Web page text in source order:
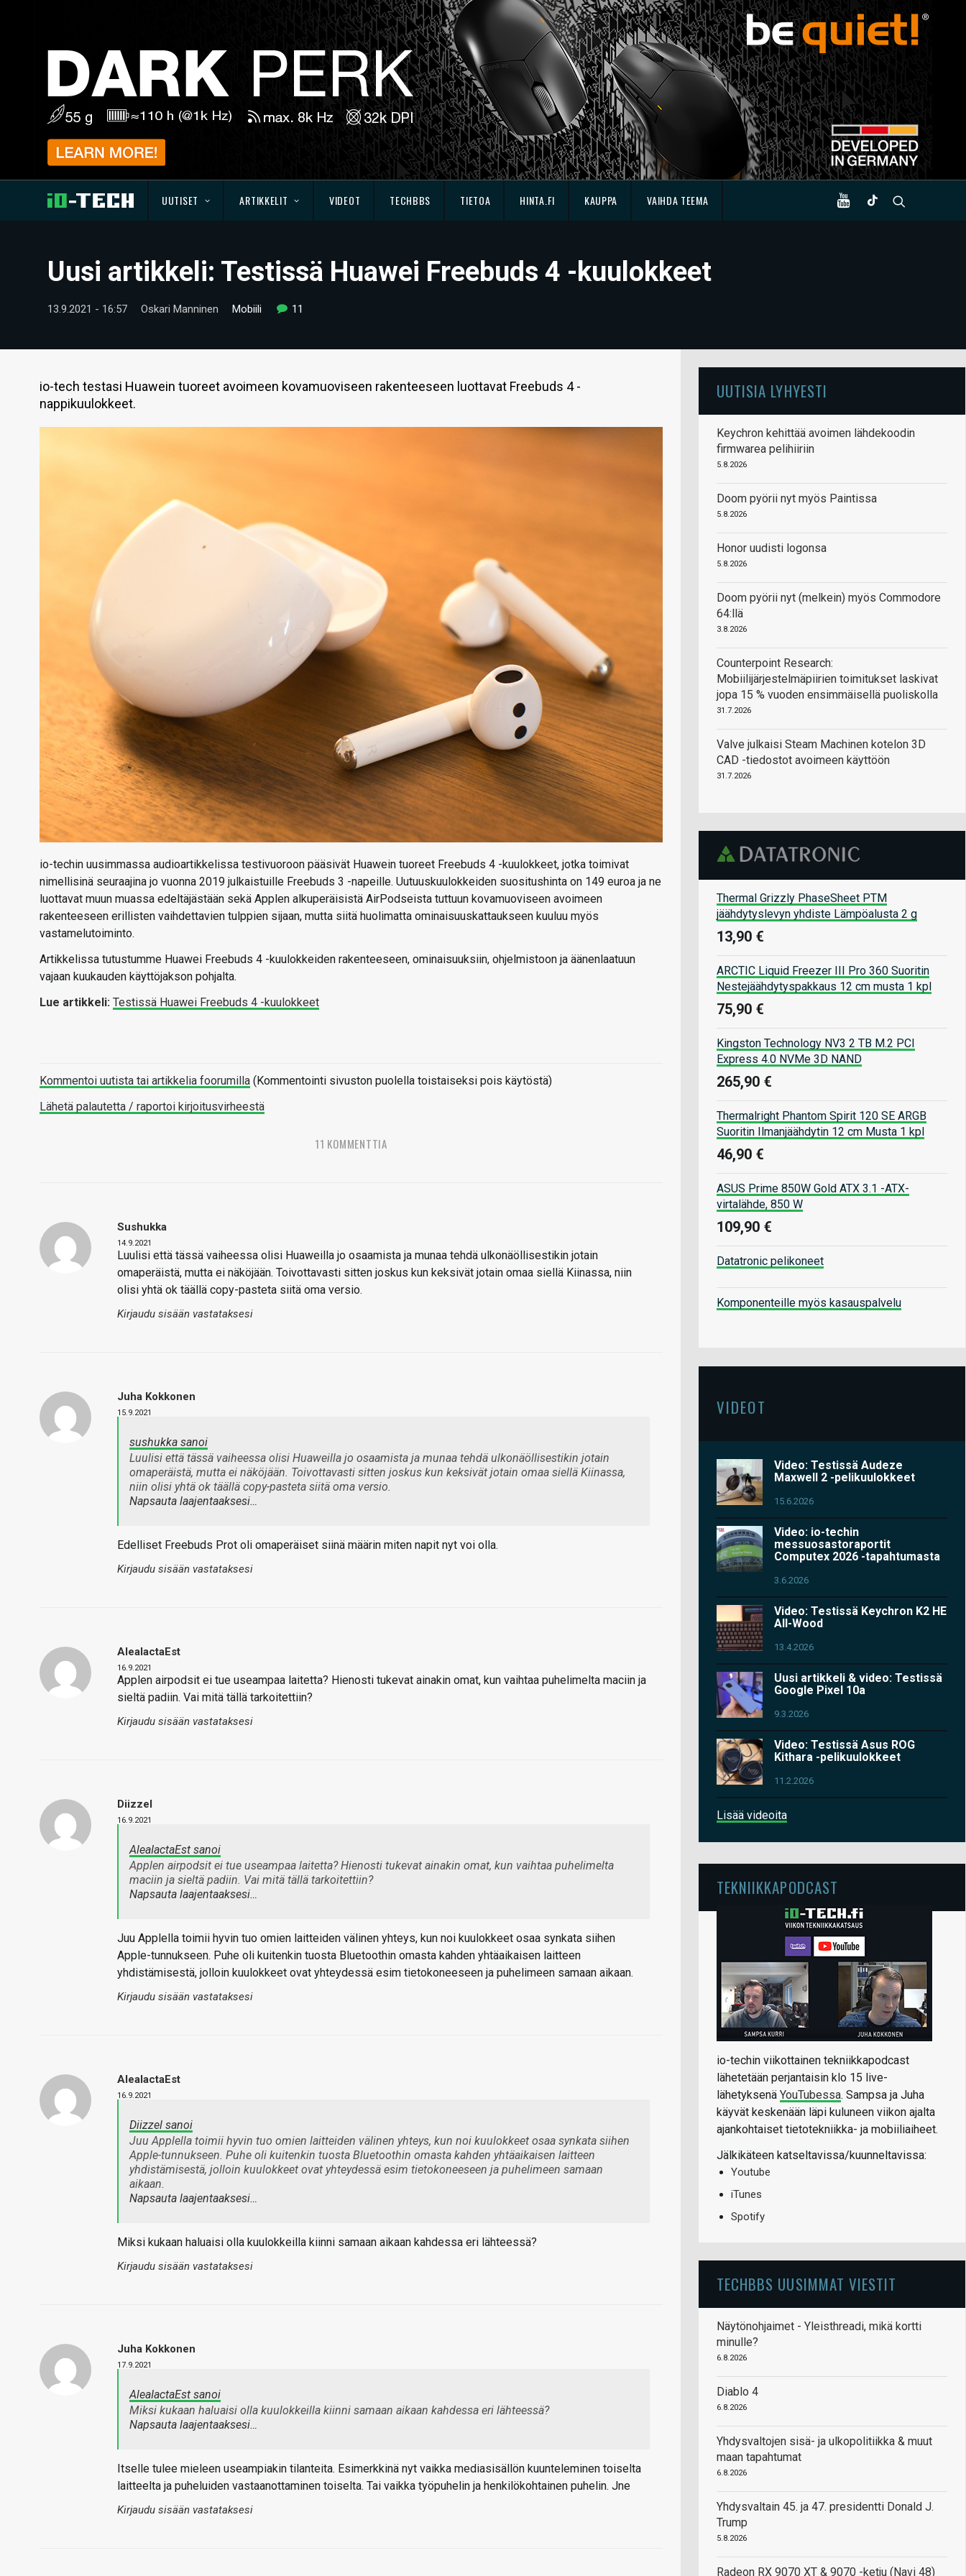
UUTISET ARTIKKELIT VIDEOT TECHBBS TIETOA HINTA.FI KAUPPA VAIHDA TEEMA
Uusi artikkeli: Testissä Huawei Freebuds 4 -kuulokkeet
13.9.2021 - 16:57 Oskari Manninen Mobiili 11
io-tech testasi Huawein tuoreet avoimeen kovamuoviseen rakenteeseen luottavat Freebuds 4 -
nappikuulokkeet.
io-techin uusimmassa audioartikkelissa testivuoroon pääsivät Huawein tuoreet Freebuds 4 -kuulokkeet, jotka toimivat
nimellisinä seuraajina jo vuonna 2019 julkaistuille Freebuds 3 -napeille. Uutuuskuulokkeiden suositushinta on 149 euroa ja ne
luottavat muun muassa edeltäjästään sekä Applen alkuperäisistä AirPodseista tuttuun kovamuoviseen avoimeen
rakenteeseen erillisten vaihdettavien tulppien sijaan, mutta siitä huolimatta ominaisuuskattaukseen kuuluu myös
vastamelutoiminto.
Artikkelissa tutustumme Huawei Freebuds 4 -kuulokkeiden rakenteeseen, ominaisuuksiin, ohjelmistoon ja äänenlaatuun
vajaan kuukauden käyttöjakson pohjalta.
Lue artikkeli: Testissä Huawei Freebuds 4 -kuulokkeet
Kommentoi uutista tai artikkelia foorumilla (Kommentointi sivuston puolella toistaiseksi pois käytöstä)
Lähetä palautetta / raportoi kirjoitusvirheestä
11 KOMMENTTIA
Sushukka
14.9.2021
Luulisi että tässä vaiheessa olisi Huaweilla jo osaamista ja munaa tehdä ulkonäöllisestikin jotain
omaperäistä, mutta ei näköjään. Toivottavasti sitten joskus kun keksivät jotain omaa siellä Kiinassa, niin
olisi yhtä ok täällä copy-pasteta siitä oma versio.
Kirjaudu sisään vastataksesi
Juha Kokkonen
15.9.2021
sushukka sanoi
Luulisi että tässä vaiheessa olisi Huaweilla jo osaamista ja munaa tehdä ulkonäöllisestikin jotain
omaperäistä, mutta ei näköjään. Toivottavasti sitten joskus kun keksivät jotain omaa siellä Kiinassa,
niin olisi yhtä ok täällä copy-pasteta siitä oma versio.
Napsauta laajentaaksesi…
Edelliset Freebuds Prot oli omaperäiset siinä määrin miten napit nyt voi olla.
Kirjaudu sisään vastataksesi
AleaIactaEst
16.9.2021
Applen airpodsit ei tue useampaa laitetta? Hienosti tukevat ainakin omat, kun vaihtaa puhelimelta maciin ja
sieltä padiin. Vai mitä tällä tarkoitettiin?
Kirjaudu sisään vastataksesi
Diizzel
16.9.2021
AleaIactaEst sanoi
Applen airpodsit ei tue useampaa laitetta? Hienosti tukevat ainakin omat, kun vaihtaa puhelimelta
maciin ja sieltä padiin. Vai mitä tällä tarkoitettiin?
Napsauta laajentaaksesi…
Juu Applella toimii hyvin tuo omien laitteiden välinen yhteys, kun noi kuulokkeet osaa synkata siihen
Apple-tunnukseen. Puhe oli kuitenkin tuosta Bluetoothin omasta kahden yhtäaikaisen laitteen
yhdistämisestä, jolloin kuulokkeet ovat yhteydessä esim tietokoneeseen ja puhelimeen samaan aikaan.
Kirjaudu sisään vastataksesi
AleaIactaEst
16.9.2021
Diizzel sanoi
Juu Applella toimii hyvin tuo omien laitteiden välinen yhteys, kun noi kuulokkeet osaa synkata siihen
Apple-tunnukseen. Puhe oli kuitenkin tuosta Bluetoothin omasta kahden yhtäaikaisen laitteen
yhdistämisestä, jolloin kuulokkeet ovat yhteydessä esim tietokoneeseen ja puhelimeen samaan
aikaan.
Napsauta laajentaaksesi…
Miksi kukaan haluaisi olla kuulokkeilla kiinni samaan aikaan kahdessa eri lähteessä?
Kirjaudu sisään vastataksesi
Juha Kokkonen
17.9.2021
AleaIactaEst sanoi
Miksi kukaan haluaisi olla kuulokkeilla kiinni samaan aikaan kahdessa eri lähteessä?
Napsauta laajentaaksesi…
Itselle tulee mieleen useampiakin tilanteita. Esimerkkinä nyt vaikka mediasisällön kuunteleminen toiselta
laitteelta ja puheluiden vastaanottaminen toiselta. Tai vaikka työpuhelin ja henkilökohtainen puhelin. Jne
Kirjaudu sisään vastataksesi
UUTISIA LYHYESTI
Keychron kehittää avoimen lähdekoodin
firmwarea pelihiiriin
5.8.2026
Doom pyörii nyt myös Paintissa
5.8.2026
Honor uudisti logonsa
5.8.2026
Doom pyörii nyt (melkein) myös Commodore
64:llä
3.8.2026
Counterpoint Research:
Mobiilijärjestelmäpiirien toimitukset laskivat
jopa 15 % vuoden ensimmäisellä puoliskolla
31.7.2026
Valve julkaisi Steam Machinen kotelon 3D
CAD -tiedostot avoimeen käyttöön
31.7.2026
Thermal Grizzly PhaseSheet PTM
jäähdytyslevyn yhdiste Lämpöalusta 2 g
13,90 €
ARCTIC Liquid Freezer III Pro 360 Suoritin
Nestejäähdytyspakkaus 12 cm musta 1 kpl
75,90 €
Kingston Technology NV3 2 TB M.2 PCI
Express 4.0 NVMe 3D NAND
265,90 €
Thermalright Phantom Spirit 120 SE ARGB
Suoritin Ilmanjäähdytin 12 cm Musta 1 kpl
46,90 €
ASUS Prime 850W Gold ATX 3.1 -ATX-
virtalähde, 850 W
109,90 €
Datatronic pelikoneet
Komponenteille myös kasauspalvelu
VIDEOT
Video: Testissä Audeze
Maxwell 2 -pelikuulokkeet
15.6.2026
Video: io-techin
messuosastoraportit
Computex 2026 -tapahtumasta
3.6.2026
Video: Testissä Keychron K2 HE
All-Wood
13.4.2026
Uusi artikkeli & video: Testissä
Google Pixel 10a
9.3.2026
Video: Testissä Asus ROG
Kithara -pelikuulokkeet
11.2.2026
Lisää videoita
TEKNIIKKAPODCAST
io-techin viikottainen tekniikkapodcast
lähetetään perjantaisin klo 15 live-
lähetyksenä YouTubessa. Sampsa ja Juha
käyvät keskenään läpi kuluneen viikon ajalta
ajankohtaiset tietotekniikka- ja mobiiliaiheet.
Jälkikäteen katseltavissa/kuunneltavissa:
Youtube
iTunes
Spotify
TECHBBS UUSIMMAT VIESTIT
Näytönohjaimet - Yleisthreadi, mikä kortti
minulle?
6.8.2026
Diablo 4
6.8.2026
Yhdysvaltojen sisä- ja ulkopolitiikka & muut
maan tapahtumat
6.8.2026
Yhdysvaltain 45. ja 47. presidentti Donald J.
Trump
5.8.2026
Radeon RX 9070 XT & 9070 -ketju (Navi 48)